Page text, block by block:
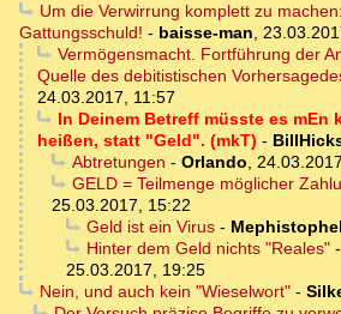
Um die Verwirrung komplett zu
Gattungsschuld! - baisse-man,
Vermögensmacht. Fortführung der
Quelle des debitistischen
24.03.2017, 11:57
In Deinem Betreff müsste es
heißen, statt "Geld". (mkT) -
Abtretungen - Orlando,
GELD = Teilmenge möglicher
25.03.2017, 15:22
Geld ist ein Virus-
Hinter dem Geld nichts "Reales"-
25.03.2017, 19:25
Nein, und auch kein "Wieselwort"-